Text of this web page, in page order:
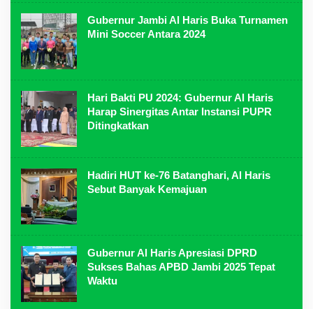
Gubernur Jambi Al Haris Buka Turnamen
Mini Soccer Antara 2024
Hari Bakti PU 2024: Gubernur Al Haris
Harap Sinergitas Antar Instansi PUPR
Ditingkatkan
Hadiri HUT ke-76 Batanghari, Al Haris
Sebut Banyak Kemajuan
Gubernur Al Haris Apresiasi DPRD
Sukses Bahas APBD Jambi 2025 Tepat
Waktu